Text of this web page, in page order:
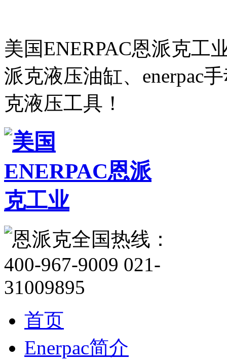
美国ENERPAC恩派克工
派克液压油缸、enerpac
克液压工具！
首页
Enerpac简介